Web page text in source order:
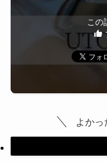
この
よかっ